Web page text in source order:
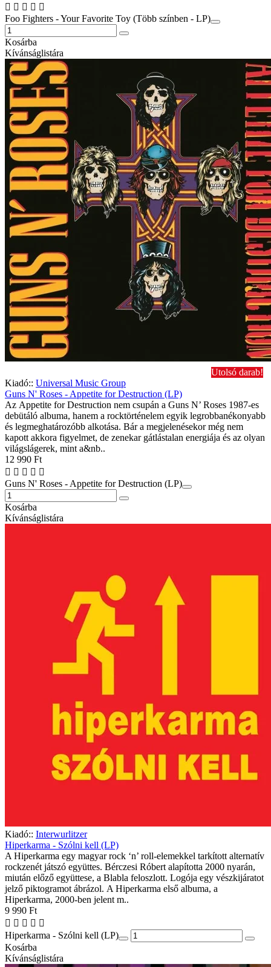
Foo Fighters - Your Favorite Toy (Több színben - LP)
Kosárba
Kívánságlistára
Utolsó darab!
Kiadó:: Universal Music Group
Guns N' Roses - Appetite for Destruction (LP)
Az Appetite for Destruction nem csupán a Guns N’ Roses 1987-es
debütáló albuma, hanem a rocktörténelem egyik legrobbanékonyabb
és legmeghatározóbb alkotása. Bár a megjelenésekor még nem
kapott akkora figyelmet, de zenekar gátlástalan energiája és az olyan
világslágerek, mint a&nb..
12 990 Ft
Guns N' Roses - Appetite for Destruction (LP)
Kosárba
Kívánságlistára
Kiadó:: Interwurlitzer
Hiperkarma - Szólni kell (LP)
A Hiperkarma egy magyar rock ‘n’ roll-elemekkel tarkított alternatív
rockzenét játszó együttes. Bérczesi Róbert alapította 2000 nyarán,
miután előző együttese, a Blabla feloszlott. Logója egy vészkijáratot
jelző piktogramot ábrázol. A Hiperkarma első albuma, a
Hiperkarma, 2000-ben jelent m..
9 990 Ft
Hiperkarma - Szólni kell (LP)
Kosárba
Kívánságlistára